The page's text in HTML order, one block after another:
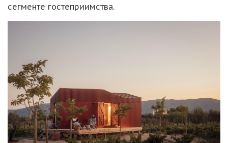
сегменте гостеприимства.